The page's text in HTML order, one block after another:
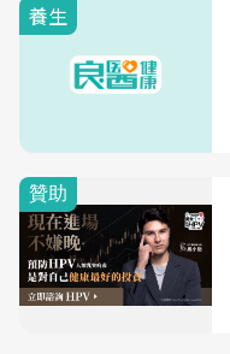
養生